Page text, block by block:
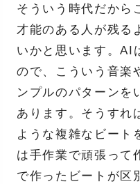
そういう時代だから
才能のある人が残る
いかと思います。AI
ので、こういう音楽
ンプルのパターンを
あります。そうすれ
ような複雑なビート
は手作業で頑張って
で作ったビートが区